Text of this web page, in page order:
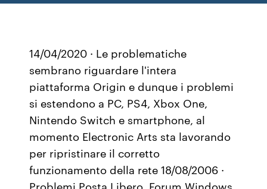
14/04/2020 · Le problematiche
sembrano riguardare l'intera
piattaforma Origin e dunque i problemi
si estendono a PC, PS4, Xbox One,
Nintendo Switch e smartphone, al
momento Electronic Arts sta lavorando
per ripristinare il corretto
funzionamento della rete 18/08/2006 ·
Problemi Posta Libero, Forum Windows